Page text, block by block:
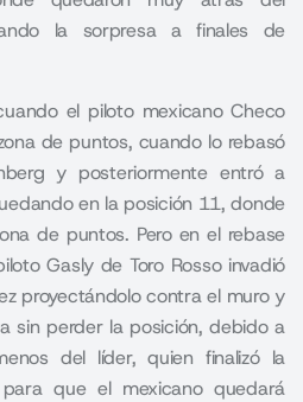
la sorpresa a finales de
el piloto mexicano Checo
de puntos, cuando lo rebasó
y posteriormente entró a
en la posición 11, donde
de puntos. Pero en el rebase
Gasly de Toro Rosso invadió
proyectándolo contra el muro y
sin perder la posición, debido a
del líder, quien finalizó la
que el mexicano quedará